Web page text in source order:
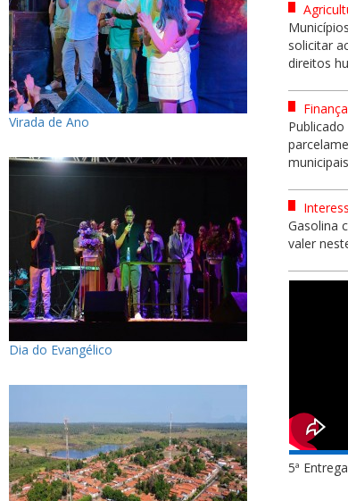
Virada de Ano
Dia do Evangélico
solicitar
direitos
Gasolina
valer
5ª